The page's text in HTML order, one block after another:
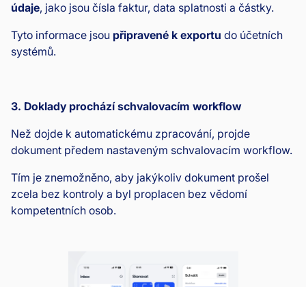
údaje, jako jsou čísla faktur, data splatnosti a částky.
Tyto informace jsou připravené k exportu do účetních
systémů.
3. Doklady prochází schvalovacím workflow
Než dojde k automatickému zpracování, projde
dokument předem nastaveným schvalovacím workflow.
Tím je znemožněno, aby jakýkoliv dokument prošel
zcela bez kontroly a byl proplacen bez vědomí
kompetentních osob.